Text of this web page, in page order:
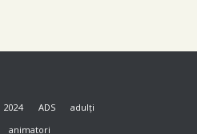
2024 ADS
adulți
animatori